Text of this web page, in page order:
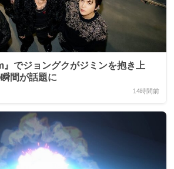
』でジョングクがジミンを抱き上
間が話題に
14時間前